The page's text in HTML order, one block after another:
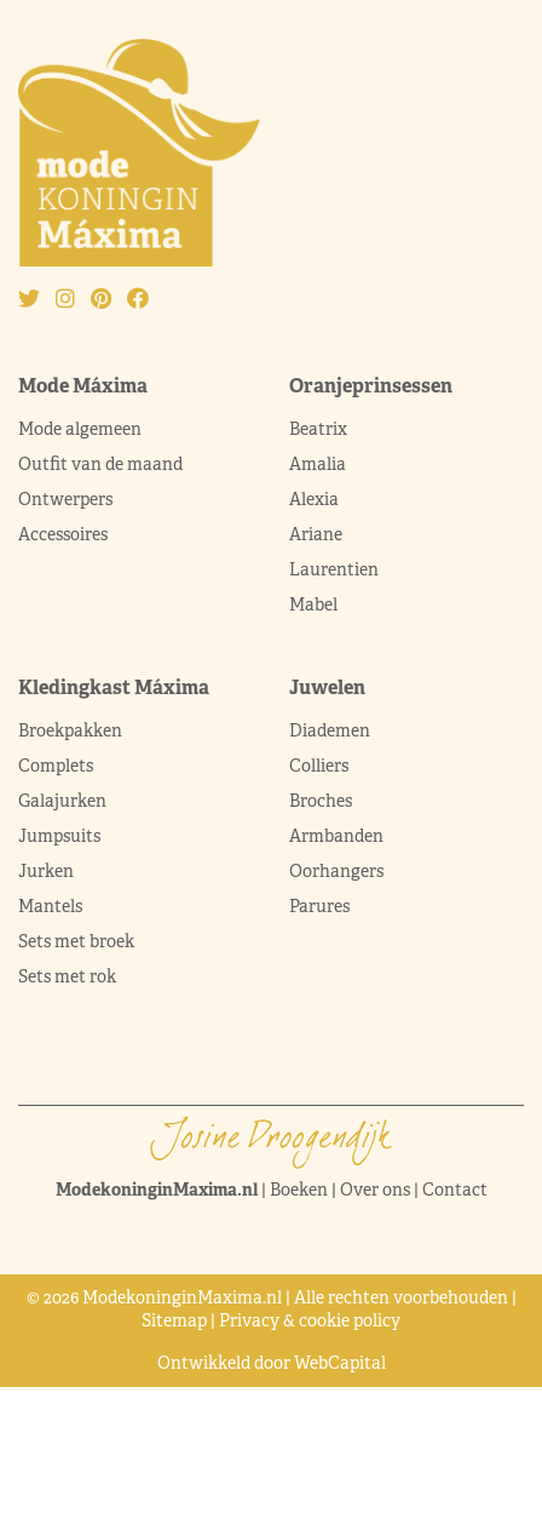
Mode Máxima
Mode algemeen
Outfit van de maand
Ontwerpers
Accessoires
Oranjeprinsessen
Beatrix
Amalia
Alexia
Ariane
Laurentien
Mabel
Kledingkast Máxima
Broekpakken
Complets
Galajurken
Jumpsuits
Jurken
Mantels
Sets met broek
Sets met rok
Juwelen
Diademen
Colliers
Broches
Armbanden
Oorhangers
Parures
ModekoninginMaxima.nl| Boeken| Over ons| Contact
© 2026 ModekoninginMaxima.nl | Alle rechten voorbehouden |
Sitemap | Privacy & cookie policy
Ontwikkeld doorWebCapital